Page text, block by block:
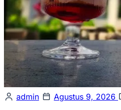
admin Agustus 9, 2026